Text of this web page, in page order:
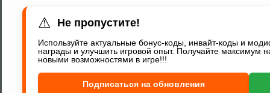
⚠ Не пропустите!
Используйте актуальные бонус-коды, инвайт-коды и
награды и улучшить игровой опыт. Получайте максимум
новыми возможностями в игре!!!
Подписаться на обновления